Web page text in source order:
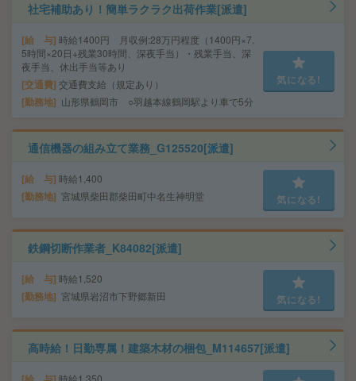
社宅補助あり！簡単ラクラク出荷作業[派遣]
給 与 時給1400円 月収例:28万円程度（1400円×7.
5時間×20日+残業30時間、深夜手当）・残業手当、深
夜手当、休出手当等あり
交通費 交通費支給（規定あり）
勤務地 山形県鶴岡市 ○羽越本線鶴岡駅より車で5分
気になる!
通信機器の組み立て業務_G125520[派遣]
給 与 時給1,400
勤務地 宮城県柴田郡柴田町中名生神明堂 気になる!
鉄鋼切断作業者_K84082[派遣]
給 与 時給1,520
勤務地 宮城県岩沼市下野郷新田 気になる!
高時給！日勤専属！建築木材の梱包_M114657[派遣]
時給1,350